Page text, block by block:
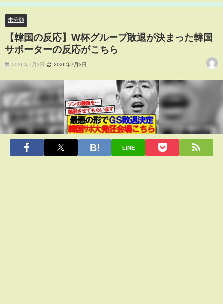
の反応がこちら
未分類
【韓国の反応】W杯グループ敗退が決まった韓国
サポーターの反応がこちら
2026年7月3日 2026年7月3日
LINE